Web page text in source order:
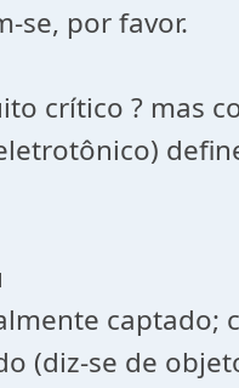
se, por favor.
crítico ? mas
captado;
(diz-se de